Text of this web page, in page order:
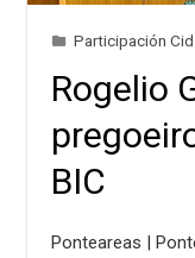
Participación
Rogelio
BIC
Ponteareas |